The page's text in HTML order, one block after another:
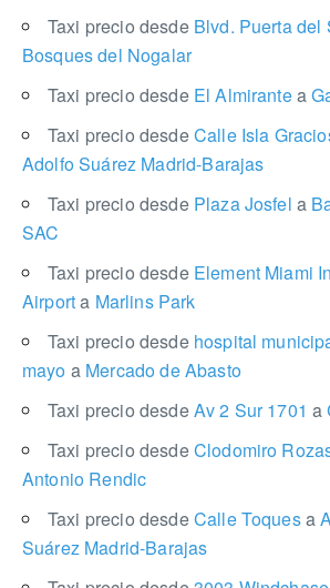
Taxi precio desde Blvd. Puerta del
Bosques del Nogalar
Taxi precio desde El Almirantea
Taxi precio desdeCalle Isla
Adolfo Suárez Madrid-Barajas
Taxi precio desde Plaza Josfel a
SAC
Taxi precio desde Element Miami
Airporta Marlins Park
Taxi precio desde hospital
mayo aMercado de Abasto
Taxi precio desdeAv 2 Sur 1701a
Taxi precio desdeClodomiro
Antonio Rendic
Taxi precio desdeCalle Toquesa
Suárez Madrid-Barajas